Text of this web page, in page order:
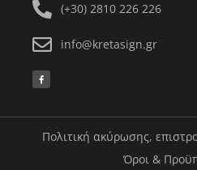
(+30) 2810 226 226
info@kretasign.gr
F
a
c
o
kΠολιτική ακύρωσης,
Όροι &